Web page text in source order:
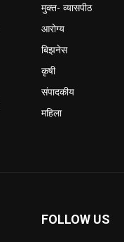
मुक्त- व्यासपीठ
आरोग्य
बिझनेस
कृषी
संपादकीय
महिला
FOLLOW US